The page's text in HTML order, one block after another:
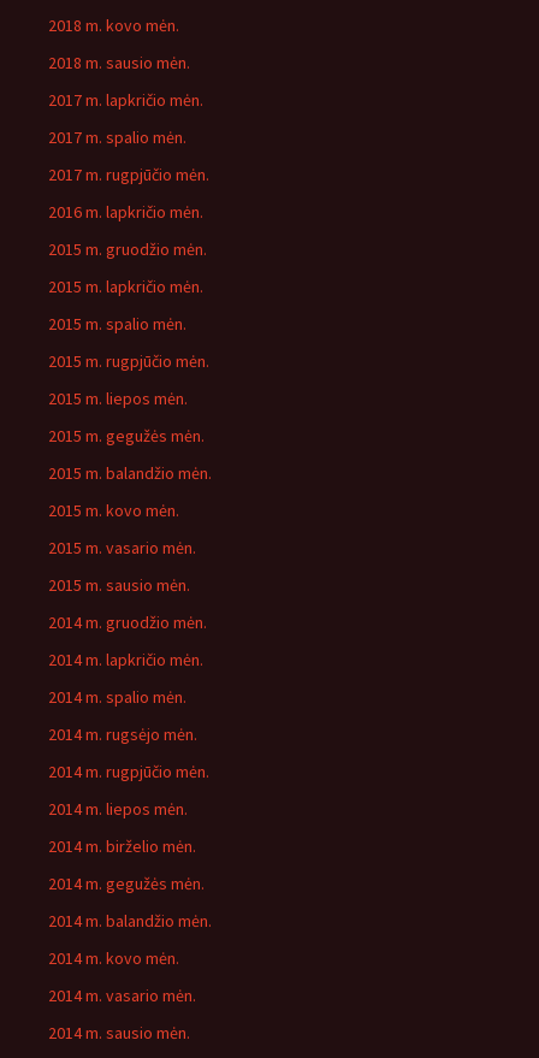
2018 m. kovo mėn.
2018 m. sausio mėn.
2017 m. lapkričio mėn.
2017 m. spalio mėn.
2017 m. rugpjūčio mėn.
2016 m. lapkričio mėn.
2015 m. gruodžio mėn.
2015 m. lapkričio mėn.
2015 m. spalio mėn.
2015 m. rugpjūčio mėn.
2015 m. liepos mėn.
2015 m. gegužės mėn.
2015 m. balandžio mėn.
2015 m. kovo mėn.
2015 m. vasario mėn.
2015 m. sausio mėn.
2014 m. gruodžio mėn.
2014 m. lapkričio mėn.
2014 m. spalio mėn.
2014 m. rugsėjo mėn.
2014 m. rugpjūčio mėn.
2014 m. liepos mėn.
2014 m. birželio mėn.
2014 m. gegužės mėn.
2014 m. balandžio mėn.
2014 m. kovo mėn.
2014 m. vasario mėn.
2014 m. sausio mėn.